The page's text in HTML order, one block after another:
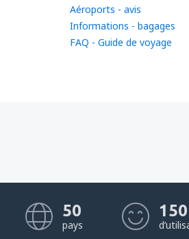
Aéroports - avis
Informations - bagages
FAQ - Guide de voyage
50
pays